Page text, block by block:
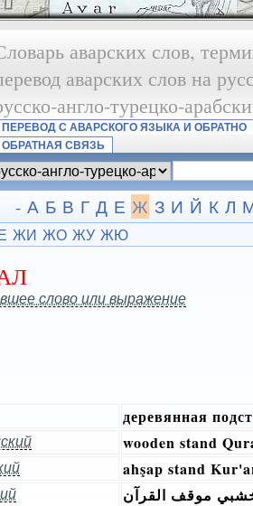
аварских слов,
аварских слов на
англо-турецко-
ПЕРЕВОД С АВАРСКОГО ЯЗЫКА И ОБРАТНО
ОБРАТНАЯ СВЯЗЬ
- А Б В Г Д Е Ж З И Й К Л
ЖИ ЖО ЖУ ЖЮ
слово или выражение
деревянная
wooden stand
ahşap stand
موقف القرآن